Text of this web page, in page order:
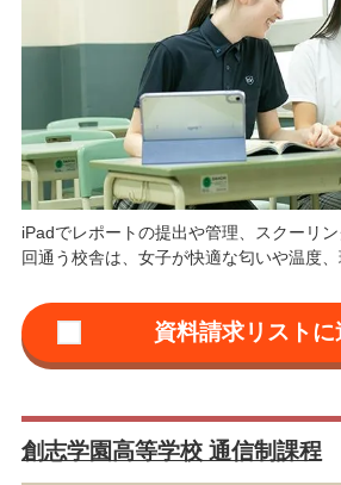
iPadでレポートの提出や管理、スクーリ
回通う校舎は、女子が快適な匂いや温度、
創志学園高等学校 通信制課程